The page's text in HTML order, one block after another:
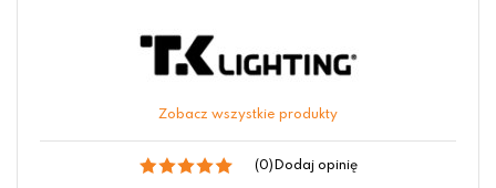
Zobacz wszystkie produkty
(0) Dodaj opinię